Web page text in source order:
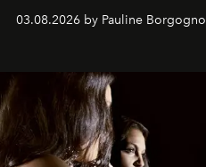
03.08.2026 by Pauline Borgogno